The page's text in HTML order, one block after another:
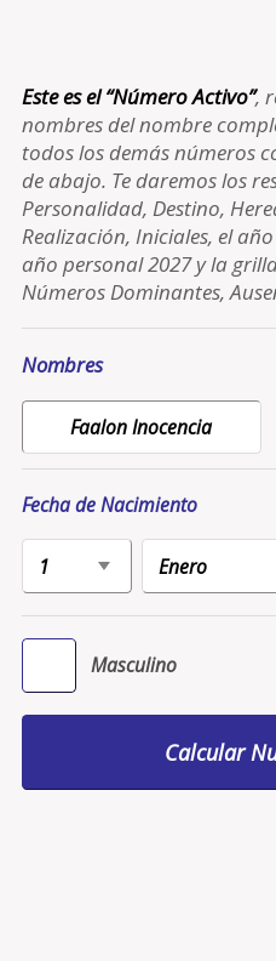
Este es el “Número Activo”,
nombres del nombre
todos los demás números
de abajo. Te daremos los
Personalidad, Destino,
Realización, Iniciales, el
año personal 2027 y la
Números Dominantes,
Nombres
Fecha de Nacimiento
Masculino